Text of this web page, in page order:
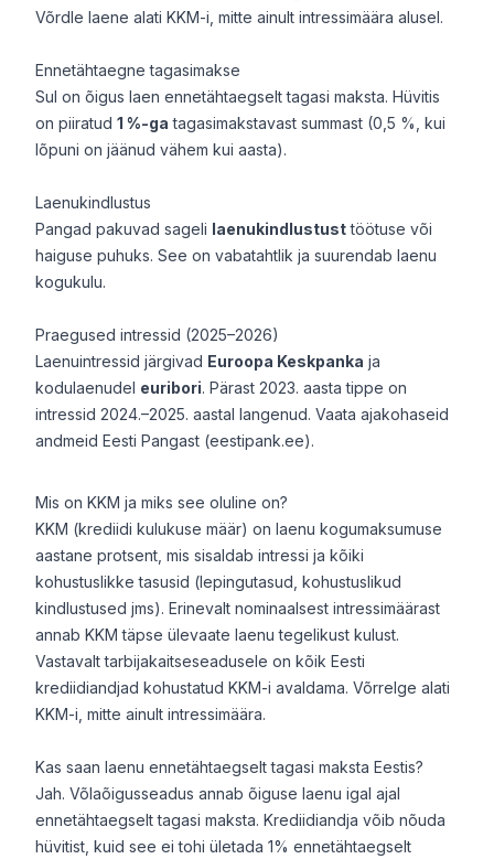
Võrdle laene alati KKM-i, mitte ainult intressimäära alusel.
Ennetähtaegne tagasimakse
Sul on õigus laen ennetähtaegselt tagasi maksta. Hüvitis
on piiratud 1 %-ga tagasimakstavast summast (0,5 %, kui
lõpuni on jäänud vähem kui aasta).
Laenukindlustus
Pangad pakuvad sageli laenukindlustusttöötuse või
haiguse puhuks. See on vabatahtlik ja suurendab laenu
kogukulu.
Praegused intressid (2025–2026)
Laenuintressid järgivad Euroopa Keskpanka ja
kodulaenudel euribori. Pärast 2023. aasta tippe on
intressid 2024.–2025. aastal langenud. Vaata ajakohaseid
andmeid Eesti Pangast (eestipank.ee).
Mis on KKM ja miks see oluline on?
KKM (krediidi kulukuse määr) on laenu kogumaksumuse
aastane protsent, mis sisaldab intressi ja kõiki
kohustuslikke tasusid (lepingutasud, kohustuslikud
kindlustused jms). Erinevalt nominaalsest intressimäärast
annab KKM täpse ülevaate laenu tegelikust kulust.
Vastavalt tarbijakaitseseadusele on kõik Eesti
krediidiandjad kohustatud KKM-i avaldama. Võrrelge alati
KKM-i, mitte ainult intressimäära.
Kas saan laenu ennetähtaegselt tagasi maksta Eestis?
Jah. Võlaõigusseadus annab õiguse laenu igal ajal
ennetähtaegselt tagasi maksta. Krediidiandja võib nõuda
hüvitist, kuid see ei tohi ületada 1% ennetähtaegselt